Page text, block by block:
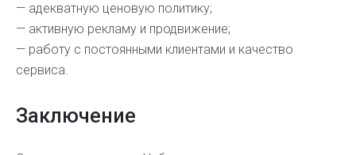
— адекватную ценовую политику;
— активную рекламу и продвижение;
— работу с постоянными клиентами и качество
сервиса.
Заключение